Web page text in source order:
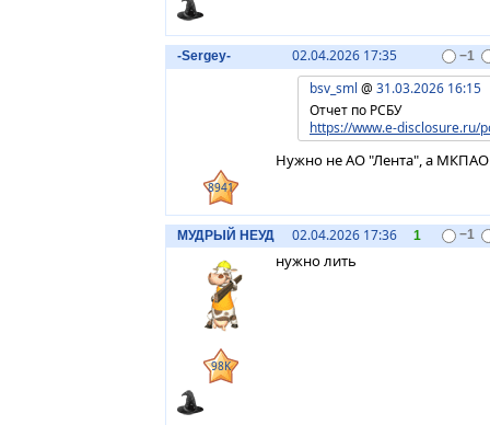
-Sergey- 02.04.2026 17:35 −1
8941
bsv_sml @ 31.03.2026 16:15
Отчет по РСБУ
https://www.e-disclosure.ru/
Нужно не АО "Лента", а МКПАО
МУДРЫЙ НЕУД 02.04.2026 17:36 1 −1
98K
нужно лить